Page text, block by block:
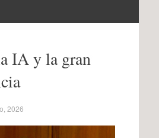
IA y la gran
2026